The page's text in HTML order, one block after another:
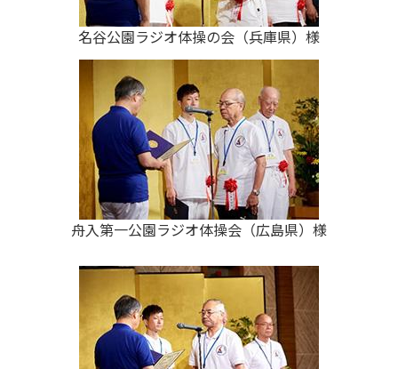
名谷公園ラジオ体操の会（兵庫県）様
舟入第一公園ラジオ体操会（広島県）様